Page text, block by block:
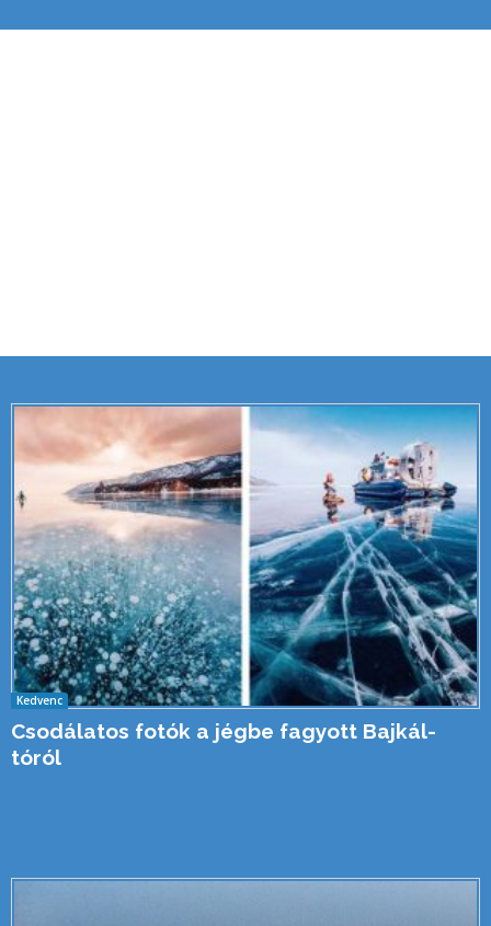
Kedvenc
Csodálatos fotók a jégbe fagyott Bajkál-
tóról